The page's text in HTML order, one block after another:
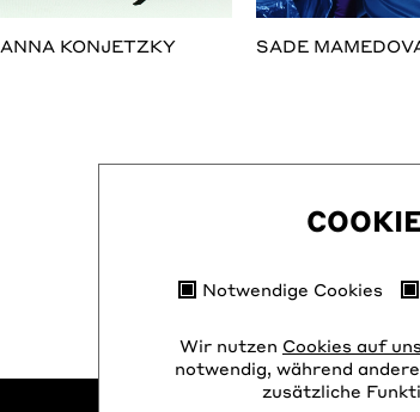
Notwendige Cookies
Wir nutzen Cookies auf
notwendig, während
zusätzliche
ANNA KONJETZKY SADE